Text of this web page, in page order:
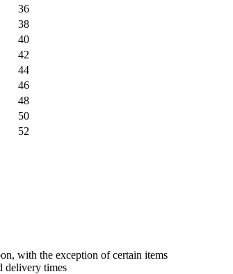
36
38
40
42
44
46
48
50
52
with the exception of certain items
delivery times